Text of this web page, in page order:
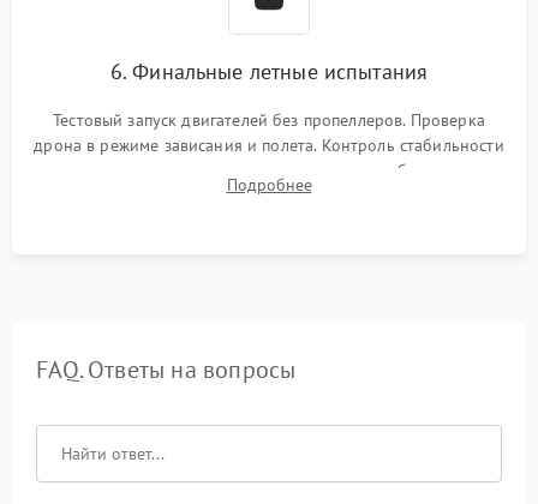
6. Финальные летные испытания
Тестовый запуск двигателей без пропеллеров. Проверка
дрона в режиме зависания и полета. Контроль стабильности
удержания точки, качества передачи видео, работы системы
возврата домой (RTH) и дальности радиосвязи.
Подробнее
FAQ. Ответы на вопросы